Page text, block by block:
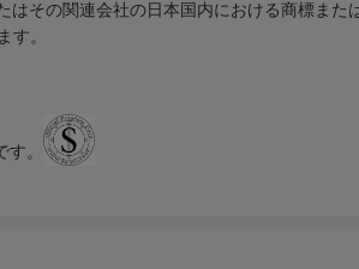
その関連会社の日本国内における商標また
す。
。